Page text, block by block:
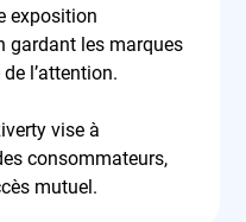
exposition
gardant les marques
l’attention.
vise à
consommateurs,
mutuel.